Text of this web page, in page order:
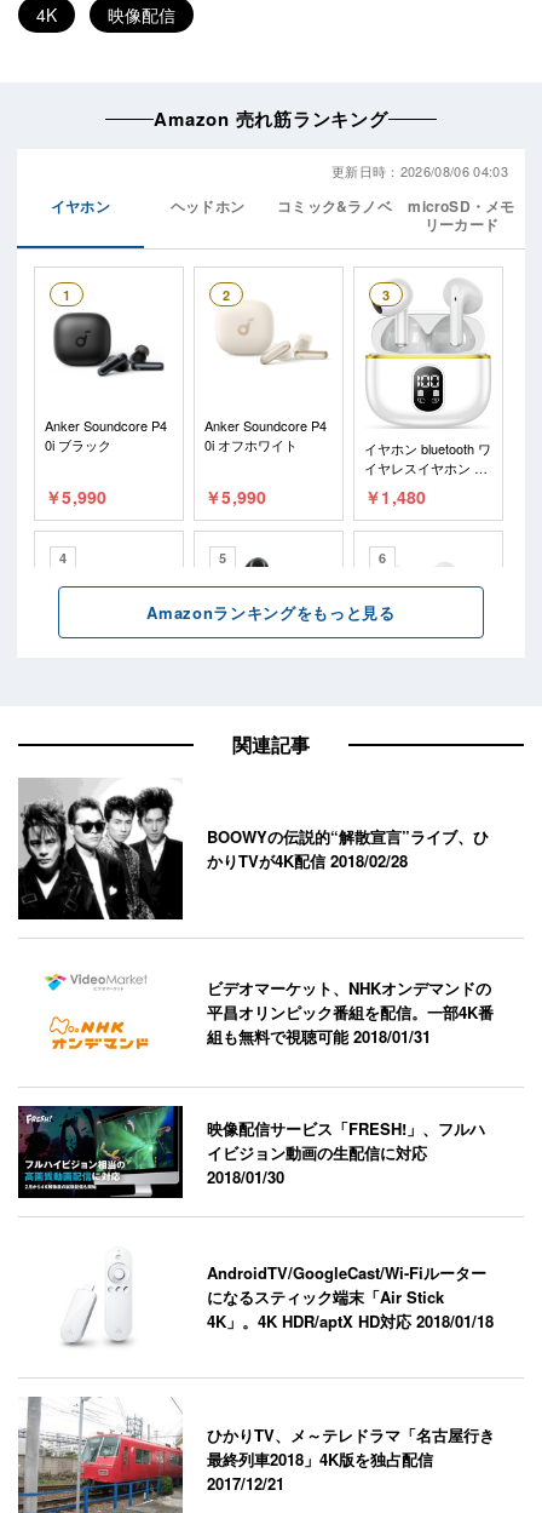
4K 映像配信
関連記事
BOOWYの伝説的“解散宣言”ライブ、ひ
かりTVが4K配信2018/02/28
ビデオマーケット、NHKオンデマンドの
平昌オリンピック番組を配信。一部4K番
組も無料で視聴可能2018/01/31
映像配信サービス「FRESH!」、フルハ
イビジョン動画の生配信に対応
2018/01/30
AndroidTV/GoogleCast/Wi-Fiルーター
になるスティック端末「Air Stick
4K」。4K HDR/aptX HD対応2018/01/18
ひかりTV、メ～テレドラマ「名古屋行き
最終列車2018」4K版を独占配信
2017/12/21